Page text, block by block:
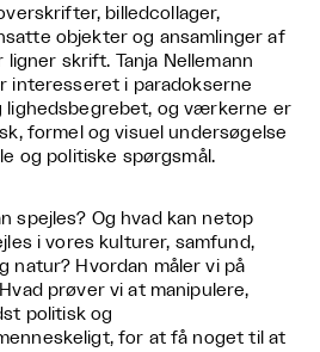
billedcollager,
objekter og ansamlinger af
ligner skrift. Tanja Nellemann
interesseret i paradokserne
lighedsbegrebet, og værkerne er
formel og visuel undersøgelse
og politiske spørgsmål.
spejles? Og hvad kan netop
i vores kulturer, samfund,
natur? Hvordan måler vi på
prøver vi at manipulere,
politisk og
for at få noget til at